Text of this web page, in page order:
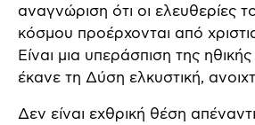
αναγνώριση ότι οι ελευθερίες
κόσμου προέρχονται από
Είναι μια υπεράσπιση της
έκανε τη Δύση ελκυστική,
Δεν είναι εχθρική θέση